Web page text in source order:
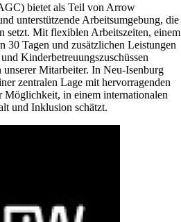
bietet als Teil von Arrow
unterstützende Arbeitsumgebung, die
setzt. Mit flexiblen Arbeitszeiten, einem
30 Tagen und zusätzlichen Leistungen
Kinderbetreuungszuschüssen
Mitarbeiter. In Neu-Isenburg
zentralen Lage mit hervorragenden
Möglichkeit, in einem internationalen
und Inklusion schätzt.